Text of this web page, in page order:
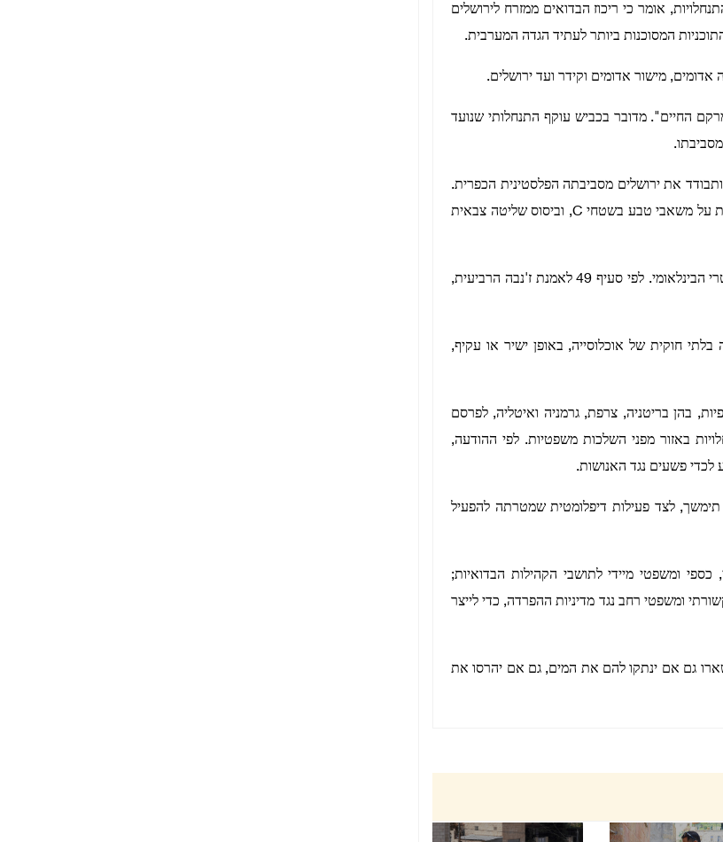
אומר כי ריכוז הבדואים ממזרח לירושלים
אדומים, מישור אדומים וקידר ועד ירושלים.
החיים". מדובר בכביש עוקף התנחלותי שנועד
את ירושלים מסביבתה הפלסטינית הכפרית.
מליחאת מוסיף כי לתוכנית יש גם ממדים אסטרטגיים רחבים: השתלטות על משאבי טבע בשטחי C, וביסוס שליטה צבאית
מחוז ירושלים מסר כי התוכנית מפרה באופן ברור את המשפט ההומניטרי הבינלאומי. לפי סעיף 49 לאמנת ז'נבה הרביעית,
חוקית של אוכלוסייה, באופן ישיר או עקיף,
המשפט הבינלאומי הובילה 11 מדינות אירופיות, בהן בריטניה, צרפת, גרמניה ואיטליה, לפרסם
באזור מפני השלכות משפטיות. לפי ההודעה,
פשעים נגד האנושות.
לצד פעילות דיפלומטית שמטרתה להפעיל
ומשפטי מיידי לתושבי הקהילות הבדואיות;
ומשפטי רחב נגד מדיניות ההפרדה, כדי לייצר
גם אם ינתקו להם את המים, גם אם יהרסו את